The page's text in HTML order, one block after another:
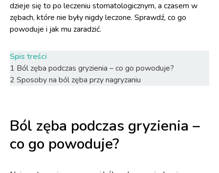
dzieje się to po leczeniu stomatologicznym, a czasem w
zębach, które nie były nigdy leczone. Sprawdź, co go
powoduje i jak mu zaradzić.
Spis treści
1 Ból zęba podczas gryzienia – co go powoduje?
2 Sposoby na ból zęba przy nagryzaniu
Ból zęba podczas gryzienia –
co go powoduje?